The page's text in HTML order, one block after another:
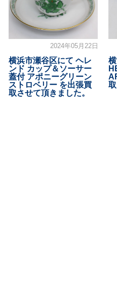
2024年05月22日
横浜市瀬谷区にて ヘレ
ンド カップ＆ソーサー
蓋付 アポニーグリーン
ストロベリー を出張買
取させて頂きました。